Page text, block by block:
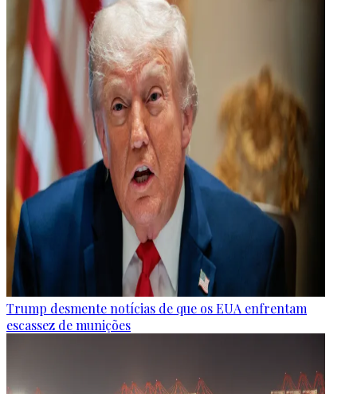
Trump desmente notícias de que os EUA enfrentam
escassez de munições